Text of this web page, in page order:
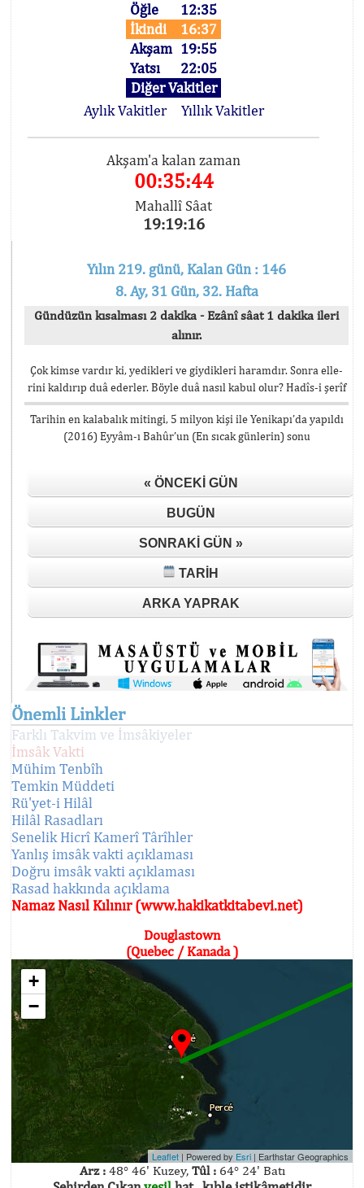
Öğle
12:35
İkindi
16:37
Akşam 19:55
Yatsı
22:05
Diğer Vakitler
Aylık Vakitler
Yıllık Vakitler
Akşam'a kalan zaman
00:35:44
Mahallî Sâat
19:19:16
Yılın 219. günü, Kalan Gün : 146
8. Ay, 31 Gün, 32. Hafta
Gündüzün kısalması 2 dakika - Ezânî sâat 1 dakika ileri
alınır.
Çok kimse vardır ki, yedikleri ve giydikleri haramdır. Sonra elle-
rini kaldırıp duâ ederler. Böyle duâ nasıl kabul olur? Hadîs-i şerîf
Tarihin en kalabalık mitingi, 5 milyon kişi ile Yenikapı’da yapıldı
(2016) Eyyâm-ı Bahûr’un (En sıcak günlerin) sonu
« ÖNCEKI GÜN
BUGÜN
SONRAKI GÜN »
TARIH
ARKA YAPRAK
Önemli Linkler
Farklı Takvim ve İmsâkiyeler
İmsâk Vakti
Mühim Tenbîh
Temkin Müddeti
Rü'yet-i Hilâl
Hilâl Rasadları
Senelik Hicrî Kamerî Târîhler
Yanlış imsâk vakti açıklaması
Doğru imsâk vakti açıklaması
Rasad hakkında açıklama
Namaz Nasıl Kılınır (www.hakikatkitabevi.net)
Douglastown
(Quebec / Kanada )
+
−
Leaflet | Powered by Esri | Earthstar Geographics
Arz :48° 46' Kuzey, Tûl :64° 24' Batı